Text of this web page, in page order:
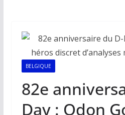
BELGIQUE
82e
Day : Odon